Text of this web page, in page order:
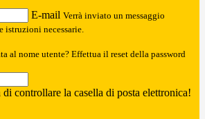
E-mail Verrà inviato un messaggio
necessarie.
al nome utente? Effettua il reset della password
controllare la casella di posta elettronica!